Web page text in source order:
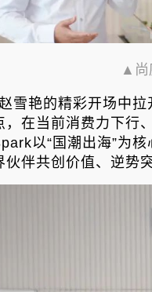
▲尚
雪艳的精彩开场中
，在当前消费力下
以“国潮出海”为
伙伴共创价值、逆势